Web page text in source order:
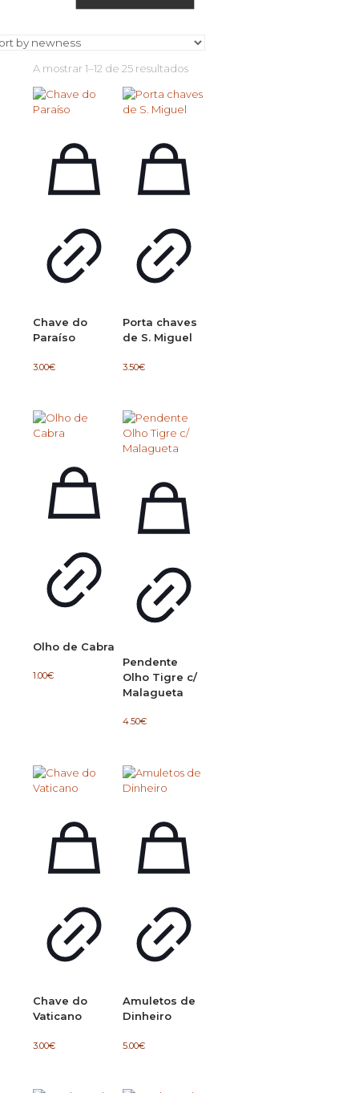
A mostrar 1–12 de 25 resultadosOrdenado
mais
Chave do
Paraíso
3.00€
Porta chaves
de S. Miguel
3.50€
Olho de Cabra
1.00€
Pendente
Olho Tigre c/
Malagueta
4.50€
Chave do
Vaticano
3.00€
Amuletos de
Dinheiro
5.00€